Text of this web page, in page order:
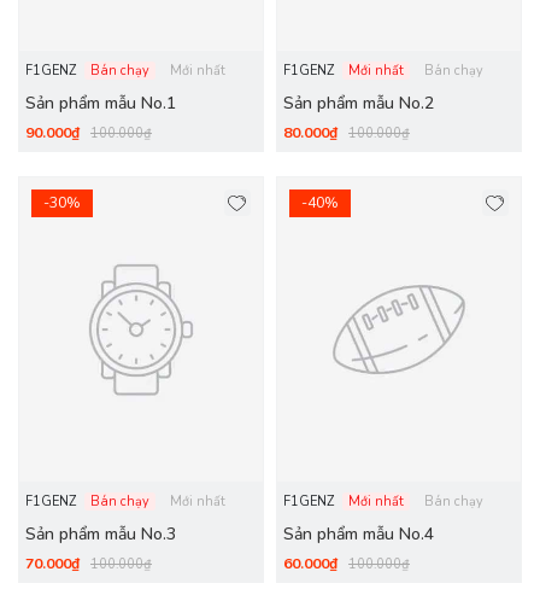
F1GENZ Bán chạy Mới nhất
Sản phẩm mẫu No.1
90.000₫ 100.000₫
F1GENZ Mới nhất Bán chạy
Sản phẩm mẫu No.2
80.000₫ 100.000₫
-30%
F1GENZ Bán chạy Mới nhất
Sản phẩm mẫu No.3
70.000₫ 100.000₫
-40%
F1GENZ Mới nhất Bán chạy
Sản phẩm mẫu No.4
60.000₫ 100.000₫